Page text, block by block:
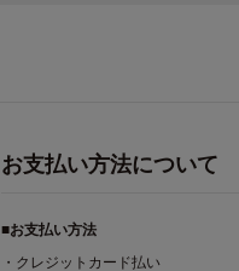
お支払い方法について
■お支払い方法
・クレジットカード払い